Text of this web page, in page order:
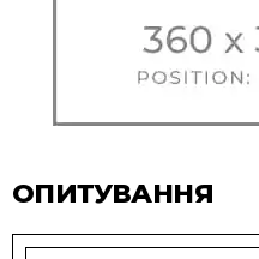
ОПИТУВАННЯ